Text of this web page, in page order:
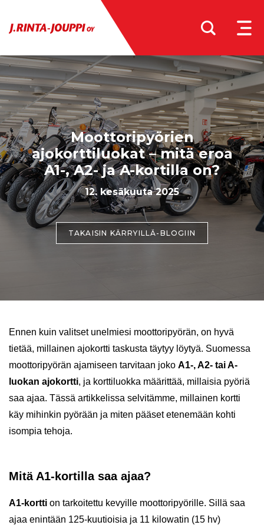
Moottoripyörien
ajokorttiluokat – mitä eroa
A1-, A2- ja A-kortilla on?
12. kesäkuuta 2025
TAKAISIN KÄRRYILLÄ-BLOGIIN
Ennen kuin valitset unelmiesi moottoripyörän, on hyvä
tietää, millainen ajokortti taskusta täytyy löytyä. Suomessa
moottoripyörän ajamiseen tarvitaan joko A1-, A2- tai A-
luokan ajokortti, ja korttiluokka määrittää, millaisia pyöriä
saa ajaa. Tässä artikkelissa selvitämme, millainen kortti
käy mihinkin pyörään ja miten pääset etenemään kohti
isompia tehoja.
Mitä A1-kortilla saa ajaa?
A1-kortti on tarkoitettu kevyille moottoripyörille. Sillä saa
ajaa enintään 125-kuutioisia ja 11 kilowatin (15 hv)